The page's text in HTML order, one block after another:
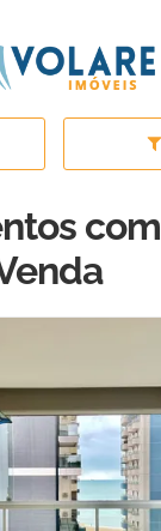
inicial
com